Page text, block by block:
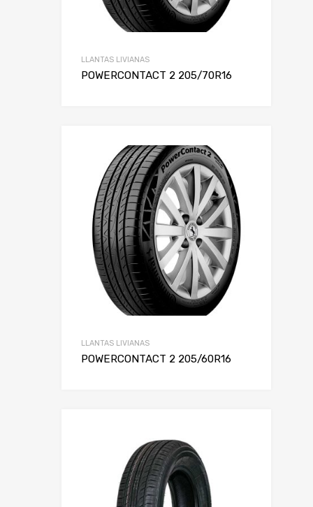
LLANTAS LIVIANAS
POWERCONTACT 2 205/70R16
LLANTAS LIVIANAS
POWERCONTACT 2 205/60R16